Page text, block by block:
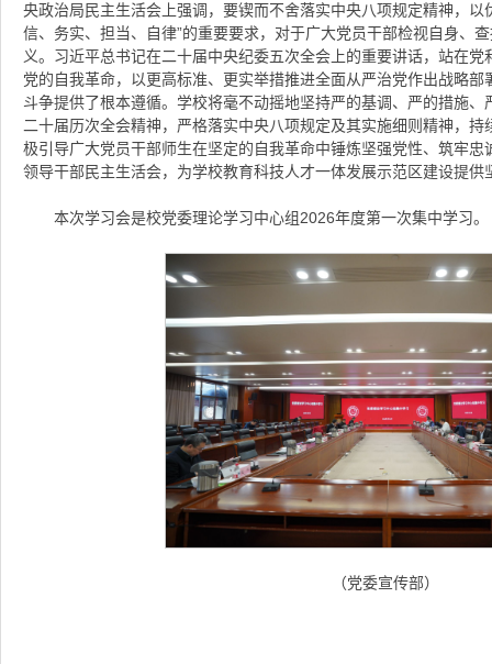
央政治局民主生活会上强调，要锲而不舍落实中央八项规定精神，以
信、务实、担当、自律”的重要要求，对于广大党员干部检视自身、
义。习近平总书记在二十届中央纪委五次全会上的重要讲话，站在
党的自我革命，以更高标准、更实举措推进全面从严治党作出战略
斗争提供了根本遵循。学校将毫不动摇地坚持严的基调、严的措施
二十届历次全会精神，严格落实中央八项规定及其实施细则精神，
极引导广大党员干部师生在坚定的自我革命中锤炼坚强党性、筑牢
领导干部民主生活会，为学校教育科技人才一体发展示范区建设提供
本次学习会是校党委理论学习中心组2026年度第一次集中学习。
（党委宣传部）